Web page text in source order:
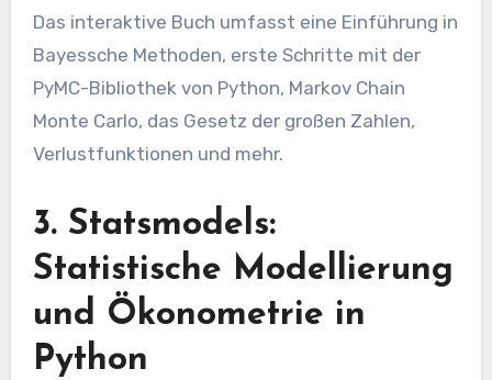
Das interaktive Buch umfasst eine Einführung in
Bayessche Methoden, erste Schritte mit der
PyMC-Bibliothek von Python, Markov Chain
Monte Carlo, das Gesetz der großen Zahlen,
Verlustfunktionen und mehr.
3. Statsmodels:
Statistische Modellierung
und Ökonometrie in
Python